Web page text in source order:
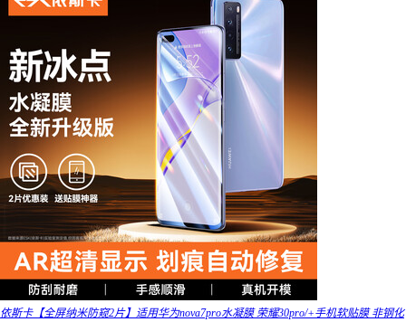
依斯卡【全屏纳米防窥2片】适用华为nova7pro水凝膜 荣耀30pro/+手机软贴膜 非钢化